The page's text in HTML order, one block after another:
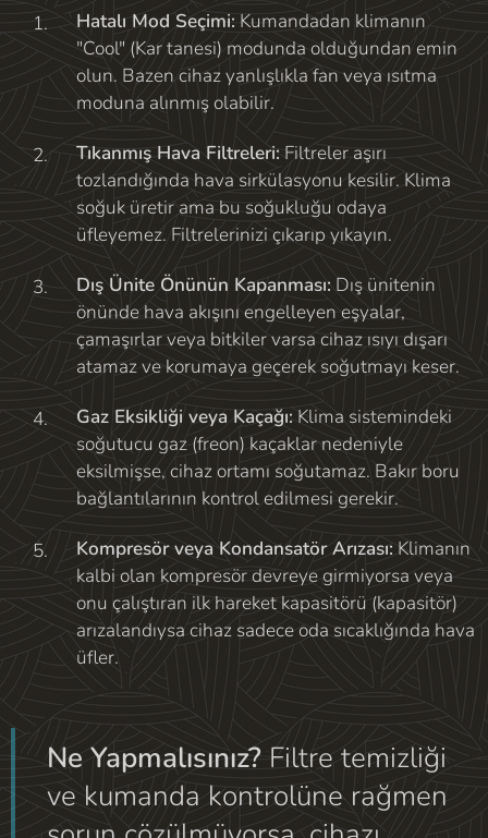
Hatalı Mod Seçimi: Kumandadan klimanın
"Cool" (Kar tanesi) modunda olduğundan emin
olun. Bazen cihaz yanlışlıkla fan veya ısıtma
moduna alınmış olabilir.
Tıkanmış Hava Filtreleri: Filtreler aşırı
tozlandığında hava sirkülasyonu kesilir. Klima
soğuk üretir ama bu soğukluğu odaya
üfleyemez. Filtrelerinizi çıkarıp yıkayın.
Dış Ünite Önünün Kapanması: Dış ünitenin
önünde hava akışını engelleyen eşyalar,
çamaşırlar veya bitkiler varsa cihaz ısıyı dışarı
atamaz ve korumaya geçerek soğutmayı keser.
Gaz Eksikliği veya Kaçağı: Klima sistemindeki
soğutucu gaz (freon) kaçaklar nedeniyle
eksilmişse, cihaz ortamı soğutamaz. Bakır boru
bağlantılarının kontrol edilmesi gerekir.
Kompresör veya Kondansatör Arızası: Klimanın
kalbi olan kompresör devreye girmiyorsa veya
onu çalıştıran ilk hareket kapasitörü (kapasitör)
arızalandıysa cihaz sadece oda sıcaklığında hava
üfler.
Ne Yapmalısınız? Filtre temizliği
ve kumanda kontrolüne rağmen